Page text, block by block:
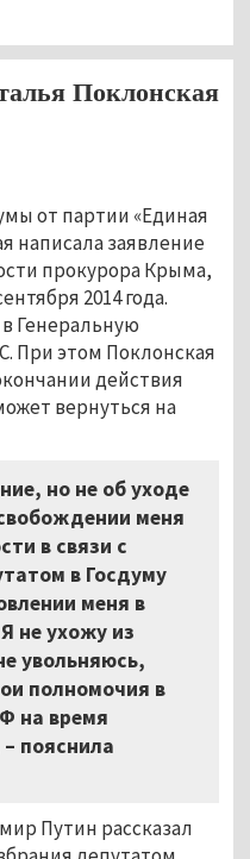
Поклонская
от партии «Единая
написала заявление
прокурора Крыма,
2014 года.
Генеральную
При этом Поклонская
действия
вернуться на
но не об уходе
меня
в связи с
в Госдуму
меня в
не ухожу из
увольняюсь,
полномочия в
на время
пояснила
Путин рассказал